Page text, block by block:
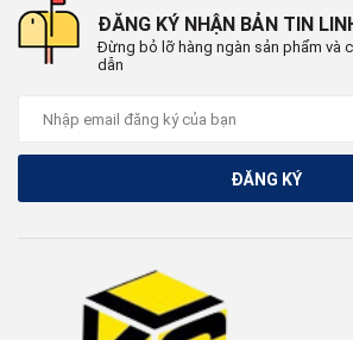
ĐĂNG KÝ NHẬN BẢN TIN
Đừng bỏ lỡ hàng ngàn sản phẩm và
dẫn
ĐĂNG KÝ